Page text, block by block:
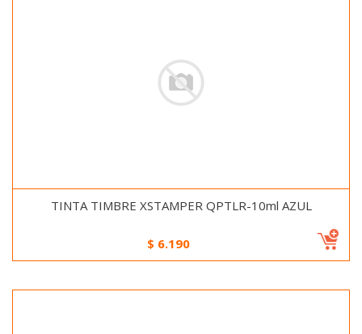
TINTA TIMBRE XSTAMPER QPTLR-10ml AZUL
$ 6.190